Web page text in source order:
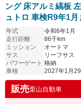
ング 床アルミ縞板
ュトロ 車検R9年1月
年式
令和6年1月
走行距離
86千km
ミッション
オートマ
サス
リーフサス
パワーゲート 格納
車検
2027年1月29
販売栗山自動車